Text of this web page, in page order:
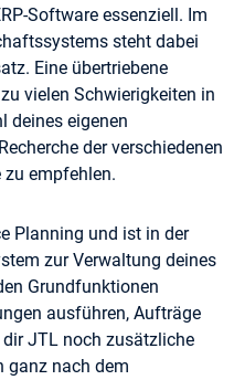
Software essenziell. Im
steht dabei
Eine übertriebene
vielen Schwierigkeiten in
deines eigenen
der verschiedenen
empfehlen.
Planning und ist in der
zur Verwaltung deines
Grundfunktionen
ausführen, Aufträge
JTL noch zusätzliche
ganz nach dem